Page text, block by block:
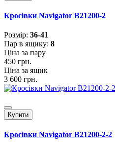
Кросівки Navigator B21200-2
Розмiр: 36-41
Пар в ящику: 8
Ціна за пару
450 грн.
Ціна за ящик
3 600 грн.
Купити
Кросівки Navigator B21200-2-2